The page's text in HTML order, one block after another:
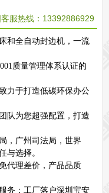
服热线：13392886929
和全自动封边机，一流
质量管理体系认证的
力于打造低碳环保办公
队为您超强配置，打造
，广州司法局，世界
与选择。
代理差价，产品品质
务：工厂落户深圳宝安